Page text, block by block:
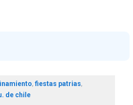
, fiestas patrias,
de chile